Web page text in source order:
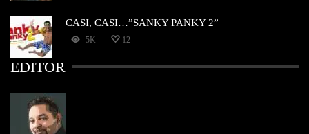
CASI, CASI…”SANKY PANKY 2”
5K 12
EDITOR